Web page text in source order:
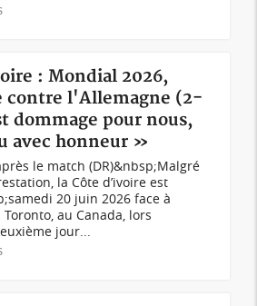
: Mondial 2026,
contre l'Allemagne (2-
dommage pour nous,
avec honneur »
le match (DR)&nbsp;Malgré
la Côte d’ivoire est
20 juin 2026 face à
Toronto, au Canada, lors
jour...